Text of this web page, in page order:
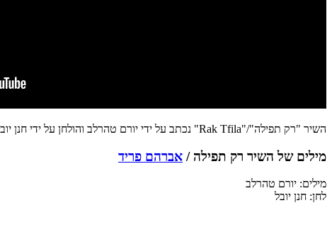
השיר "רק תפילה"/"Rak Tfila" נכתב על ידי יורם טהרלב והולחן על ידי חנן יובל.
מילים של השיר רק תפילה / אברהם פריד
מילים: יורם טהרלב
לחן: חנן יובל